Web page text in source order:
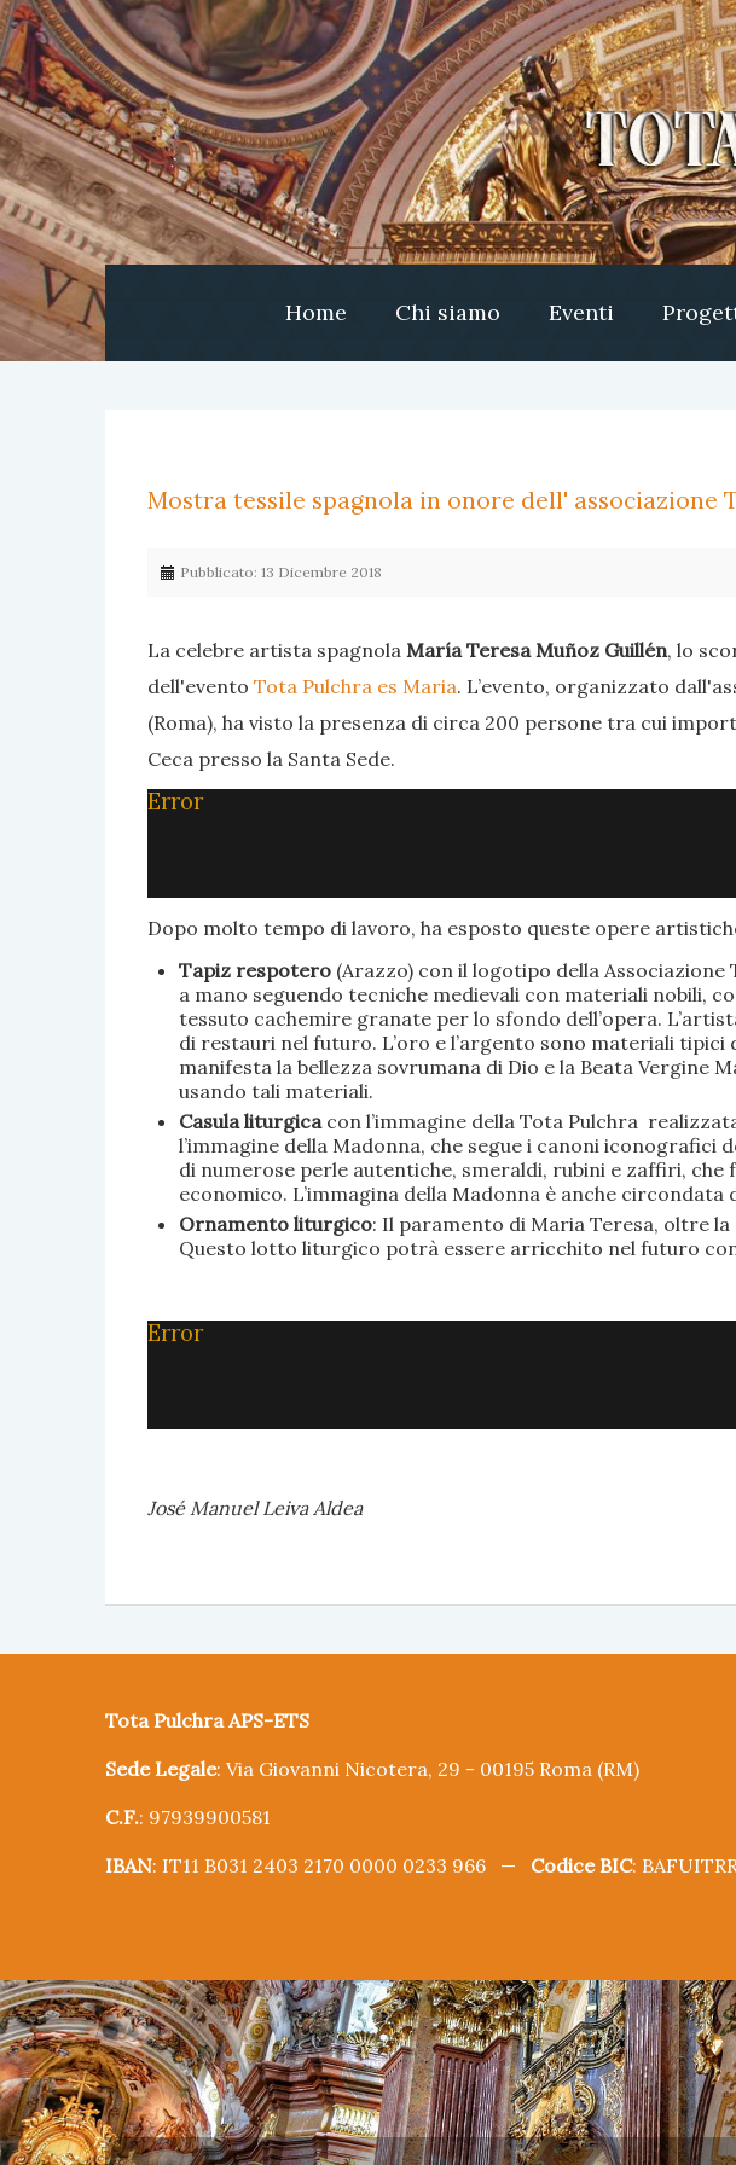
Home Chi siamo Eventi
Mostra tessile spagnola in onore dell' associazione
Pubblicato: 13 Dicembre 2018
La celebre artista spagnola María Teresa Muñoz Guillén, lo
dell'evento Tota Pulchra es Maria. L’evento, organizzato
(Roma), ha visto la presenza di circa 200 persone tra cui
Ceca presso la Santa Sede.
Error
Dopo molto tempo di lavoro, ha esposto queste opere
Tapiz respotero(Arazzo) con il logotipo della Associazione
a mano seguendo tecniche medievali con materiali nobili,
tessuto cachemire granate per lo sfondo dell’opera.
di restauri nel futuro. L’oro e l’argento sono materiali
manifesta la bellezza sovrumana di Dio e la Beata Vergine
usando tali materiali.
Casula liturgica con l’immagine della Tota Pulchra
l’immagine della Madonna, che segue i canoni
di numerose perle autentiche, smeraldi, rubini e zaffiri,
economico. L’immagina della Madonna è anche
Ornamento liturgico: Il paramento di Maria Teresa, oltre
Questo lotto liturgico potrà essere arricchito nel futuro
Error
José Manuel Leiva Aldea
Tota Pulchra APS-ETS
Sede Legale: Via Giovanni Nicotera, 29 - 00195 Roma (RM)
C.F.: 97939900581
IBAN: IT11 B031 2403 2170 0000 0233 966 — Codice BIC: